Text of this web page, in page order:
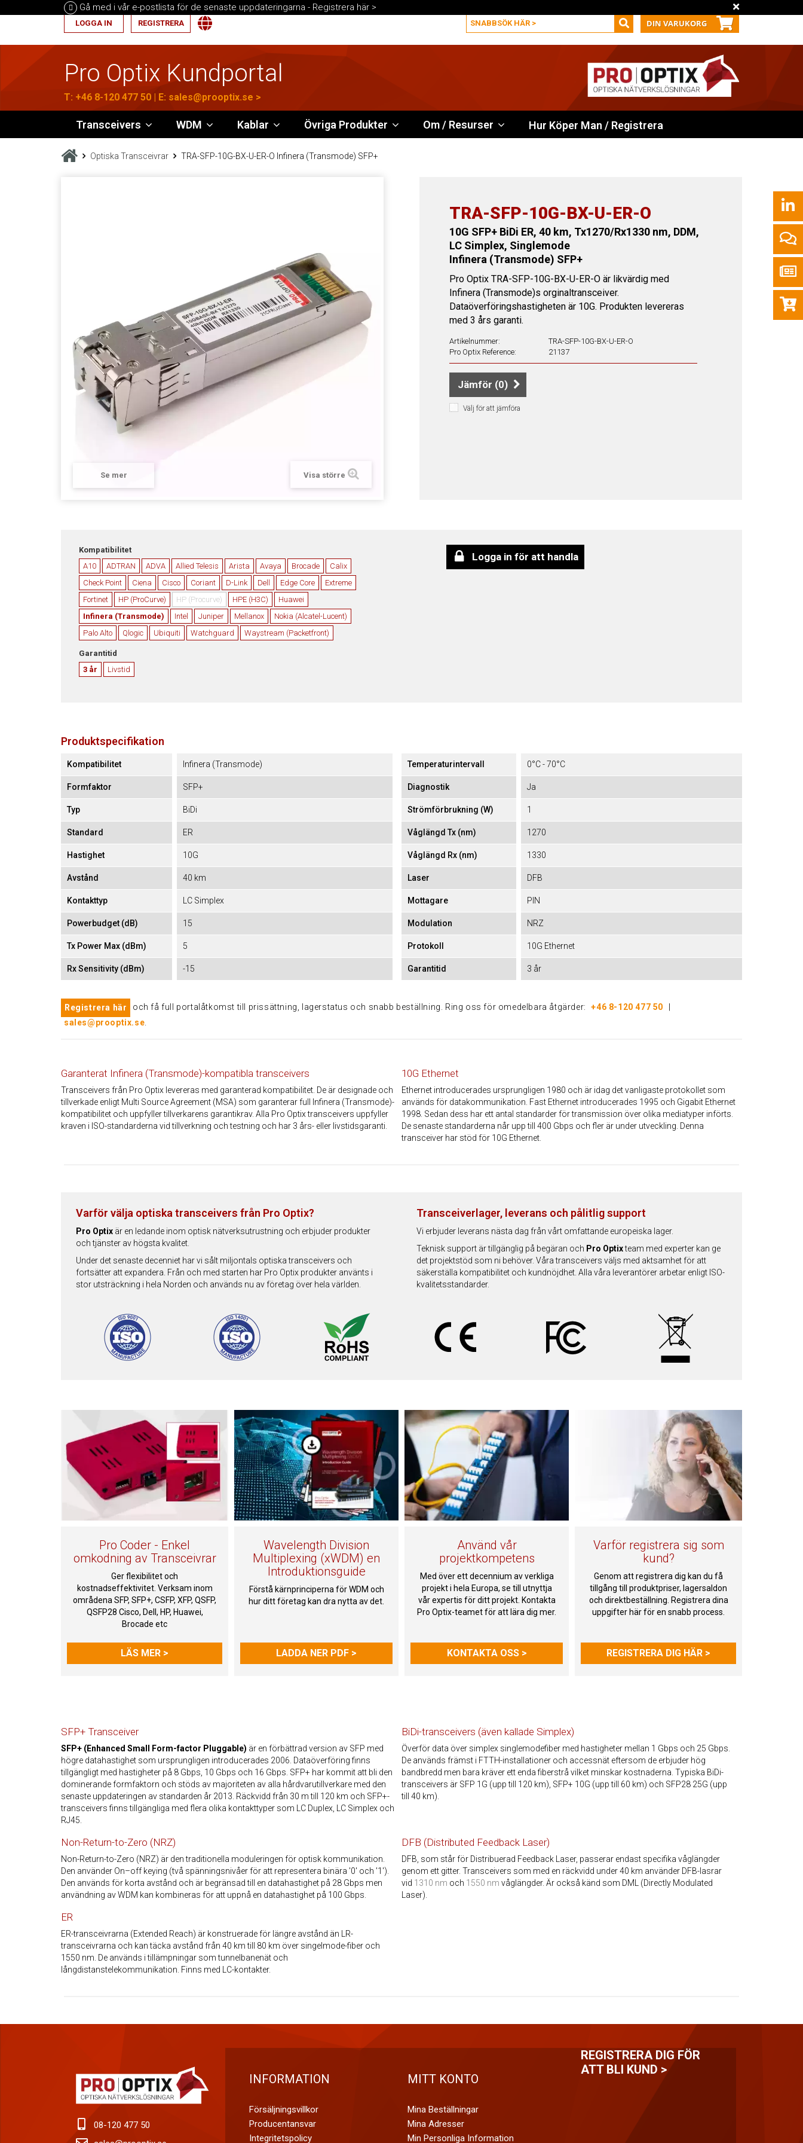
Gå med i vår e-postlista för de senaste uppdateringarna - Registrera här >
LOGGA IN REGISTRERA DIN VARUKORG
Pro Optix Kundportal
T: +46 8-120 477 50 | E: sales@prooptix.se >
Transceivers WDM Kablar Övriga Produkter Om / Resurser Hur Köper Man / Registrera
Optiska Transceivrar TRA-SFP-10G-BX-U-ER-O Infinera (Transmode) SFP+
Se mer Visa större
TRA-SFP-10G-BX-U-ER-O
10G SFP+ BiDi ER, 40 km, Tx1270/Rx1330 nm, DDM,
LC Simplex, Singlemode
Infinera (Transmode) SFP+
Pro Optix TRA-SFP-10G-BX-U-ER-O är likvärdig med
Infinera (Transmode)s orginaltransceiver.
Dataöverföringshastigheten är 10G. Produkten levereras
med 3 års garanti.
Artikelnummer:
TRA-SFP-10G-BX-U-ER-O
Pro Optix Reference:
21137
Jämför (0)
Välj för att jämföra
Kompatibilitet
A10
ADTRAN ADVA Allied Telesis Arista Avaya Brocade
Calix
Check Point
Ciena Cisco Coriant D-Link Dell Edge Core
Extreme
Fortinet
HP (ProCurve) HP (Procurve) HPE (H3C)
Huawei
Infinera (Transmode)
Intel Juniper Mellanox
Nokia (Alcatel-Lucent)
Palo Alto
Qlogic Ubiquiti Watchguard Waystream (Packetfront)
Garantitid
3 år
Livstid
Logga in för att handla
Produktspecifikation
Kompatibilitet Infinera (Transmode)
Formfaktor SFP+
Typ BiDi
Standard ER
Hastighet 10G
Avstånd 40 km
Kontakttyp LC Simplex
Powerbudget (dB) 15
Tx Power Max (dBm) 5
Rx Sensitivity (dBm) -15
Temperaturintervall 0°C - 70°C
Diagnostik Ja
Strömförbrukning (W) 1
Våglängd Tx (nm) 1270
Våglängd Rx (nm) 1330
Laser DFB
Mottagare PIN
Modulation NRZ
Protokoll 10G Ethernet
Garantitid 3 år
Registrera här och få full portalåtkomst till prissättning, lagerstatus och snabb beställning. Ring oss för omedelbara åtgärder: +46 8-120 477 50
sales@prooptix.se
Garanterat Infinera (Transmode)-kompatibla transceivers
Transceivers från Pro Optix levereras med garanterad kompatibilitet. De är designade och
tillverkade enligt Multi Source Agreement (MSA) som garanterar full Infinera (Transmode)-
kompatibilitet och uppfyller tillverkarens garantikrav. Alla Pro Optix transceivers uppfyller
kraven i ISO-standarderna vid tillverkning och testning och har 3 års- eller livstidsgaranti.
10G Ethernet
Ethernet introducerades ursprungligen 1980 och är idag det vanligaste protokollet som
används för datakommunikation. Fast Ethernet introducerades 1995 och Gigabit Ethernet
1998. Sedan dess har ett antal standarder för transmission över olika mediatyper införts.
De senaste standarderna når upp till 400 Gbps och fler är under utveckling. Denna
transceiver har stöd för 10G Ethernet.
Varför välja optiska transceivers från Pro Optix?
Pro Optix är en ledande inom optisk nätverksutrustning och erbjuder produkter
och tjänster av högsta kvalitet.
Under det senaste decenniet har vi sålt miljontals optiska transceivers och
fortsätter att expandera. Från och med starten har Pro Optix produkter använts i
stor utsträckning i hela Norden och används nu av företag över hela världen.
Transceiverlager, leverans och pålitlig support
Vi erbjuder leverans nästa dag från vårt omfattande europeiska lager.
Teknisk support är tillgänglig på begäran och Pro Optixteam med experter kan ge
det projektstöd som ni behöver. Våra transceivers väljs med aktsamhet för att
säkerställa kompatibilitet och kundnöjdhet. Alla våra leverantörer arbetar enligt ISO-
kvalitetsstandarder.
Pro Coder - Enkel
omkodning av Transceivrar
Ger flexibilitet och
kostnadseffektivitet. Verksam inom
områdena SFP, SFP+, CSFP, XFP, QSFP,
QSFP28 Cisco, Dell, HP, Huawei,
Brocade etc
LÄS MER >
Wavelength Division
Multiplexing (xWDM) en
Introduktionsguide
Förstå kärnprinciperna för WDM och
hur ditt företag kan dra nytta av det.
LADDA NER PDF >
Använd vår
projektkompetens
Med över ett decennium av verkliga
projekt i hela Europa, se till utnyttja
vår expertis för ditt projekt. Kontakta
Pro Optix-teamet för att lära dig mer.
KONTAKTA OSS >
Varför registrera sig som
kund?
Genom att registrera dig kan du få
tillgång till produktpriser, lagersaldon
och direktbeställning. Registrera dina
uppgifter här för en snabb process.
REGISTRERA DIG HÄR >
SFP+ Transceiver
SFP+ (Enhanced Small Form-factor Pluggable) är en förbättrad version av SFP med
högre datahastighet som ursprungligen introducerades 2006. Dataöverföring finns
tillgängligt med hastigheter på 8 Gbps, 10 Gbps och 16 Gbps. SFP+ har kommit att bli den
dominerande formfaktorn och stöds av majoriteten av alla hårdvarutillverkare med den
senaste uppdateringen av standarden år 2013. Räckvidd från 30 m till 120 km och SFP+-
transceivers finns tillgängliga med flera olika kontakttyper som LC Duplex, LC Simplex och
RJ45.
BiDi-transceivers (även kallade Simplex)
Överför data över simplex singlemodefiber med hastigheter mellan 1 Gbps och 25 Gbps.
De används främst i FTTH-installationer och accessnät eftersom de erbjuder hög
bandbredd men bara kräver ett enda fiberstrå vilket minskar kostnaderna. Typiska BiDi-
transceivers är SFP 1G (upp till 120 km), SFP+ 10G (upp till 60 km) och SFP28 25G (upp
till 40 km).
Non-Return-to-Zero (NRZ)
Non-Return-to-Zero (NRZ) är den traditionella moduleringen för optisk kommunikation.
Den använder On–off keying (två spänningsnivåer för att representera binära '0' och '1').
Den används för korta avstånd och är begränsad till en datahastighet på 28 Gbps men
användning av WDM kan kombineras för att uppnå en datahastighet på 100 Gbps.
DFB (Distributed Feedback Laser)
DFB, som står för Distribuerad Feedback Laser, passerar endast specifika våglängder
genom ett gitter. Transceivers som med en räckvidd under 40 km använder DFB-lasrar
vid 1310 nm och 1550 nm våglängder. Är också känd som DML (Directly Modulated
Laser).
ER
ER-transceivrarna (Extended Reach) är konstruerade för längre avstånd än LR-
transceivrarna och kan täcka avstånd från 40 km till 80 km över singelmode-fiber och
1550 nm. De används i tillämpningar som tunnelbanenät och
långdistanstelekommunikation. Finns med LC-kontakter.
08-120 477 50
INFORMATION
Försäljningsvillkor
Producentansvar
Integritetspolicy
MITT KONTO
Mina Beställningar
Mina Adresser
Min Personliga Information
REGISTRERA DIG FÖR
ATT BLI KUND >